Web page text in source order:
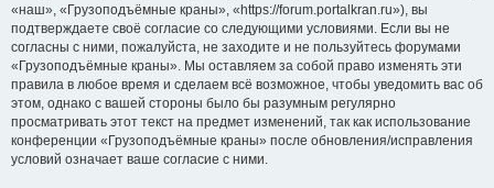
«наш», «Грузоподъёмные краны», «https://forum.portalkran.ru»), вы
подтверждаете своё согласие со следующими условиями. Если вы не
согласны с ними, пожалуйста, не заходите и не пользуйтесь форумами
«Грузоподъёмные краны». Мы оставляем за собой право изменять эти
правила в любое время и сделаем всё возможное, чтобы уведомить вас об
этом, однако с вашей стороны было бы разумным регулярно
просматривать этот текст на предмет изменений, так как использование
конференции «Грузоподъёмные краны» после обновления/исправления
условий означает ваше согласие с ними.